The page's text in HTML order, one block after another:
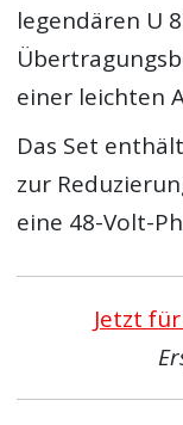
legendären U
einer leichten
Das Set
zur
eine 48-Volt-
Jetzt